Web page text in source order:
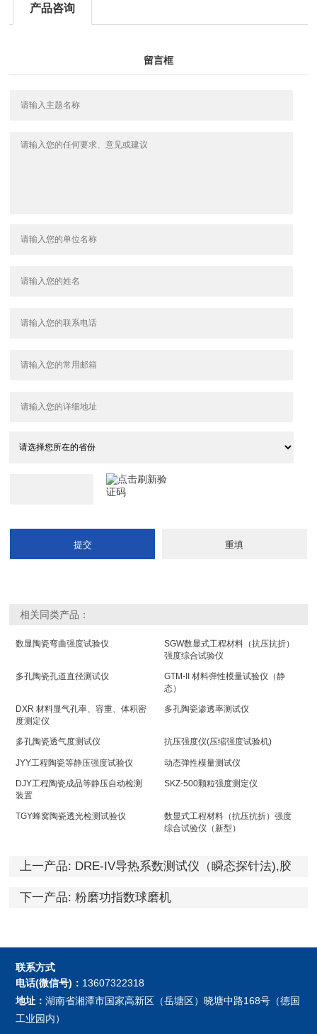
产品咨询
留言框
相关同类产品：
数显陶瓷弯曲强度试验仪
SGW数显式工程材料（抗压抗折）
强度综合试验仪
多孔陶瓷孔道直径测试仪
GTM-II 材料弹性模量试验仪（静
态）
DXR 材料显气孔率、容重、体积密
度测定仪
多孔陶瓷渗透率测试仪
多孔陶瓷透气度测试仪 抗压强度仪(压缩强度试验机)
JYY工程陶瓷等静压强度试验仪 动态弹性模量测试仪
DJY工程陶瓷成品等静压自动检测
装置
SKZ-500颗粒强度测定仪
TGY蜂窝陶瓷透光检测试验仪
数显式工程材料（抗压抗折）强度
综合试验仪（新型）
上一产品: DRE-IV导热系数测试仪（瞬态探针法),胶
下一产品: 粉磨功指数球磨机
联系方式
电话(微信号)： 13607322318
地址：湖南省湘潭市国家高新区（岳塘区）晓塘中路168号（德国
工业园内）